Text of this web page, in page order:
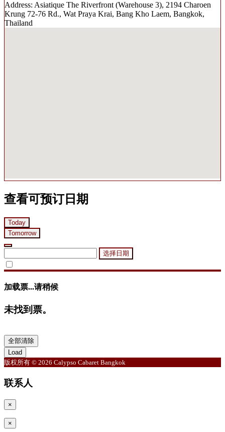
Address: Asiatique The Riverfront (Warehouse 3), 2194 Charoen
Krung 72-76 Rd., Wat Praya Krai, Bang Kho Laem, Bangkok,
Thailand
查看可预订日期
Today
Tomorrow
选择日期
加载票...请稍候
未找到票。
全部清除
Load
版权所有 © 2026 Calypso Cabaret Bangkok
联系人
×
×